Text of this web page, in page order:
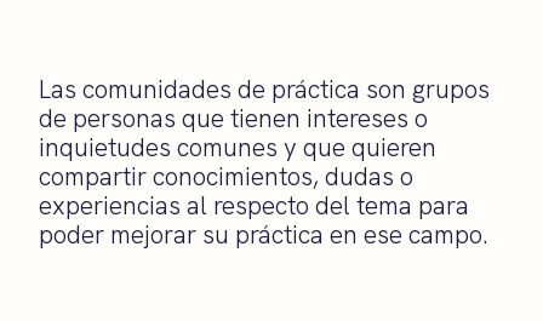
Las comunidades de práctica son grupos
de personas que tienen intereses o
inquietudes comunes y que quieren
compartir conocimientos, dudas o
experiencias al respecto del tema para
poder mejorar su práctica en ese campo.